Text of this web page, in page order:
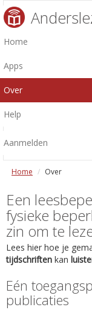
Home
Apps
Over
Help
Aanmelden
Home Over
Een
fysieke
zin om te
Lees hier hoe je
tijdschriften kan
Eén
publicaties